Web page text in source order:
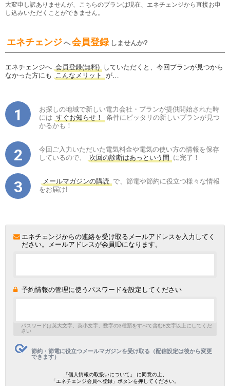
大変申し訳ありませんが、こちらのプランは現在、エネチェンジから直接お申
し込みいただくことができません。
エネチェンジ へ 会員登録 しませんか?
エネチェンジへ 会員登録(無料) していただくと、今回プランが見つから
なかった方にも
こんなメリット が…
お探しの地域で新しい電力会社・プランが提供開始された時
には すぐお知らせ！
条件にピッタリの新しいプランが見つ
かるかも！
今回ご入力いただいた電気料金や電気の使い方の情報を保存
しているので、
次回の診断はあっという間 に完了！
メールマガジンの購読 で、節電や節約に役立つ様々な情報
をお届け!
エネチェンジからの連絡を受け取るメールアドレスを入力してく
ださい。メールアドレスが会員IDになります。
予約情報の管理に使うパスワードを設定してください
パスワードは英大文字、英小文字、数字の3種類をすべて含む8文字以上にしてくだ
さい
節約・節電に役立つメールマガジンを受け取る（配信設定は後から変更
できます）
「個人情報の取扱いについて」
に同意の上、
「エネチェンジ会員へ登録」ボタンを押してください。